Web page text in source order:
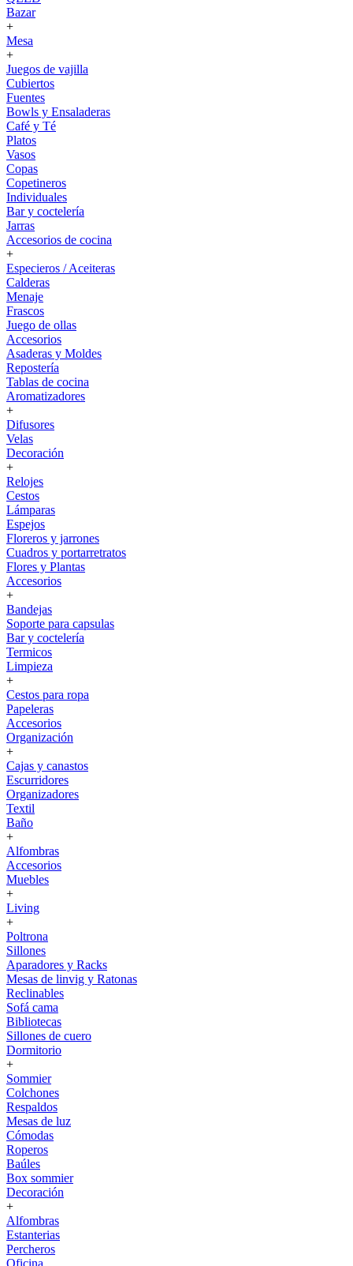
Bazar
+
Mesa
+
Juegos de vajilla
Cubiertos
Fuentes
Bowls y Ensaladeras
Café y Té
Platos
Vasos
Copas
Copetineros
Individuales
Bar y coctelería
Jarras
Accesorios de cocina
+
Especieros / Aceiteras
Calderas
Menaje
Frascos
Juego de ollas
Accesorios
Asaderas y Moldes
Repostería
Tablas de cocina
Aromatizadores
+
Difusores
Velas
Decoración
+
Relojes
Cestos
Lámparas
Espejos
Floreros y jarrones
Cuadros y portarretratos
Flores y Plantas
Accesorios
+
Bandejas
Soporte para capsulas
Bar y coctelería
Termicos
Limpieza
+
Cestos para ropa
Papeleras
Accesorios
Organización
+
Cajas y canastos
Escurridores
Organizadores
Textil
Baño
+
Alfombras
Accesorios
Muebles
+
Living
+
Poltrona
Sillones
Aparadores y Racks
Mesas de linvig y Ratonas
Reclinables
Sofá cama
Bibliotecas
Sillones de cuero
Dormitorio
+
Sommier
Colchones
Respaldos
Mesas de luz
Cómodas
Roperos
Baúles
Box sommier
Decoración
+
Alfombras
Estanterias
Percheros
Oficina